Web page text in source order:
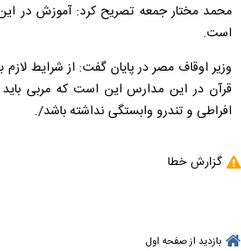
محمد مختار جمعه تصریح کرد: آموزش در
است.
وزیر اوقاف مصر در پایان گفت: از شرایط
قرآن در این مدارس این است که مربی
افراطی و تندرو وابستگی نداشته باشد/.
گزارش خطا
بازدید از صفحه اول